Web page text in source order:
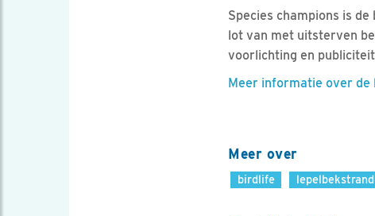
Species champions is
lot van met uitsterven
voorlichting en
Meer informatie over de
Meer over
birdlife